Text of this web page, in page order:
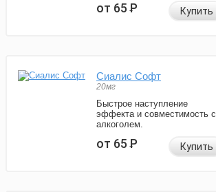
от 65Р Купить
Сиалис Софт
20мг
Быстрое наступление
эффекта и совместимость с
алкоголем.
от 65Р Купить